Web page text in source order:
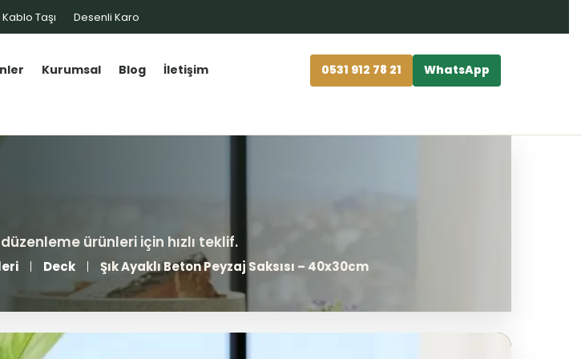
Kablo Taşı Desenli Karo
Kurumsal Blog İletişim 0531 912 78 21 WhatsApp
Deck Şık Ayaklı Beton Peyzaj Saksısı – 40x30cm